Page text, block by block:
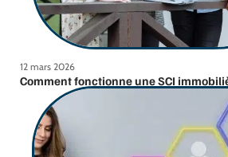
12 mars 2026
Comment fonctionne une SCI